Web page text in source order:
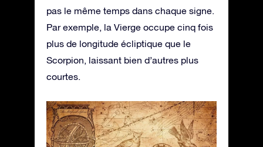
pas le même temps dans chaque signe.
Par exemple, la Vierge occupe cinq fois
plus de longitude écliptique que le
Scorpion, laissant bien d’autres plus
courtes.